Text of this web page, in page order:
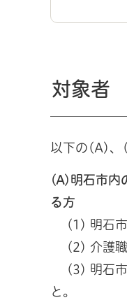
対象者
以下の(A)、
(A)明石市内
る方
(1) 明石市
(2) 介護職
(3) 明石市
と。